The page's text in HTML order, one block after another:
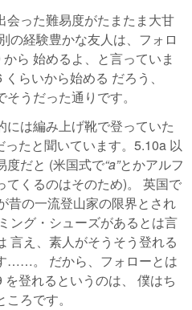
会った難易度がたまたま大甘
の経験豊かな友人は、フォロ
ら 始めるよ、と言っていま
らいから始める だろう、
うだった通りです。
には編み上げ靴で登っていた
たと聞いています。5.10a 以
度だと (米国式で a とかアルフ
てくるのはそのため)。 英国で
昔の一流登山家の限界とされ
ング・シューズがあるとは言
言え、素人がそうそう登れる
……。 だから、フォローとは
登れるというのは、 僕はち
ろです。